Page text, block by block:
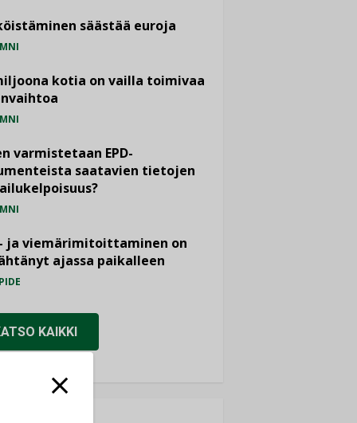
säästää euroja
kotia on vailla toimivaa
varmistetaan EPD-
saatavien tietojen
ja viemärimitoittaminen on
ajassa paikalleen
KAIKKI